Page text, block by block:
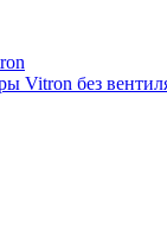
Vitron без